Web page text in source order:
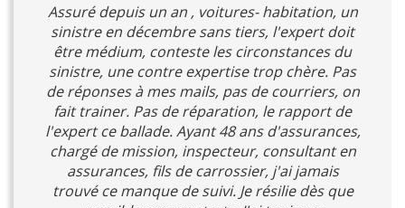
Assuré depuis un an , voitures- habitation, un
sinistre en décembre sans tiers, l'expert doit
être médium, conteste les circonstances du
sinistre, une contre expertise trop chère. Pas
de réponses à mes mails, pas de courriers, on
fait trainer. Pas de réparation, le rapport de
l'expert ce ballade. Ayant 48 ans d'assurances,
chargé de mission, inspecteur, consultant en
assurances, fils de carrossier, j'ai jamais
trouvé ce manque de suivi. Je résilie dès que